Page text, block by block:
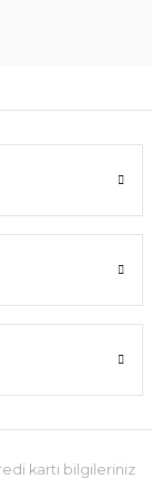
kartı bilgileriniz